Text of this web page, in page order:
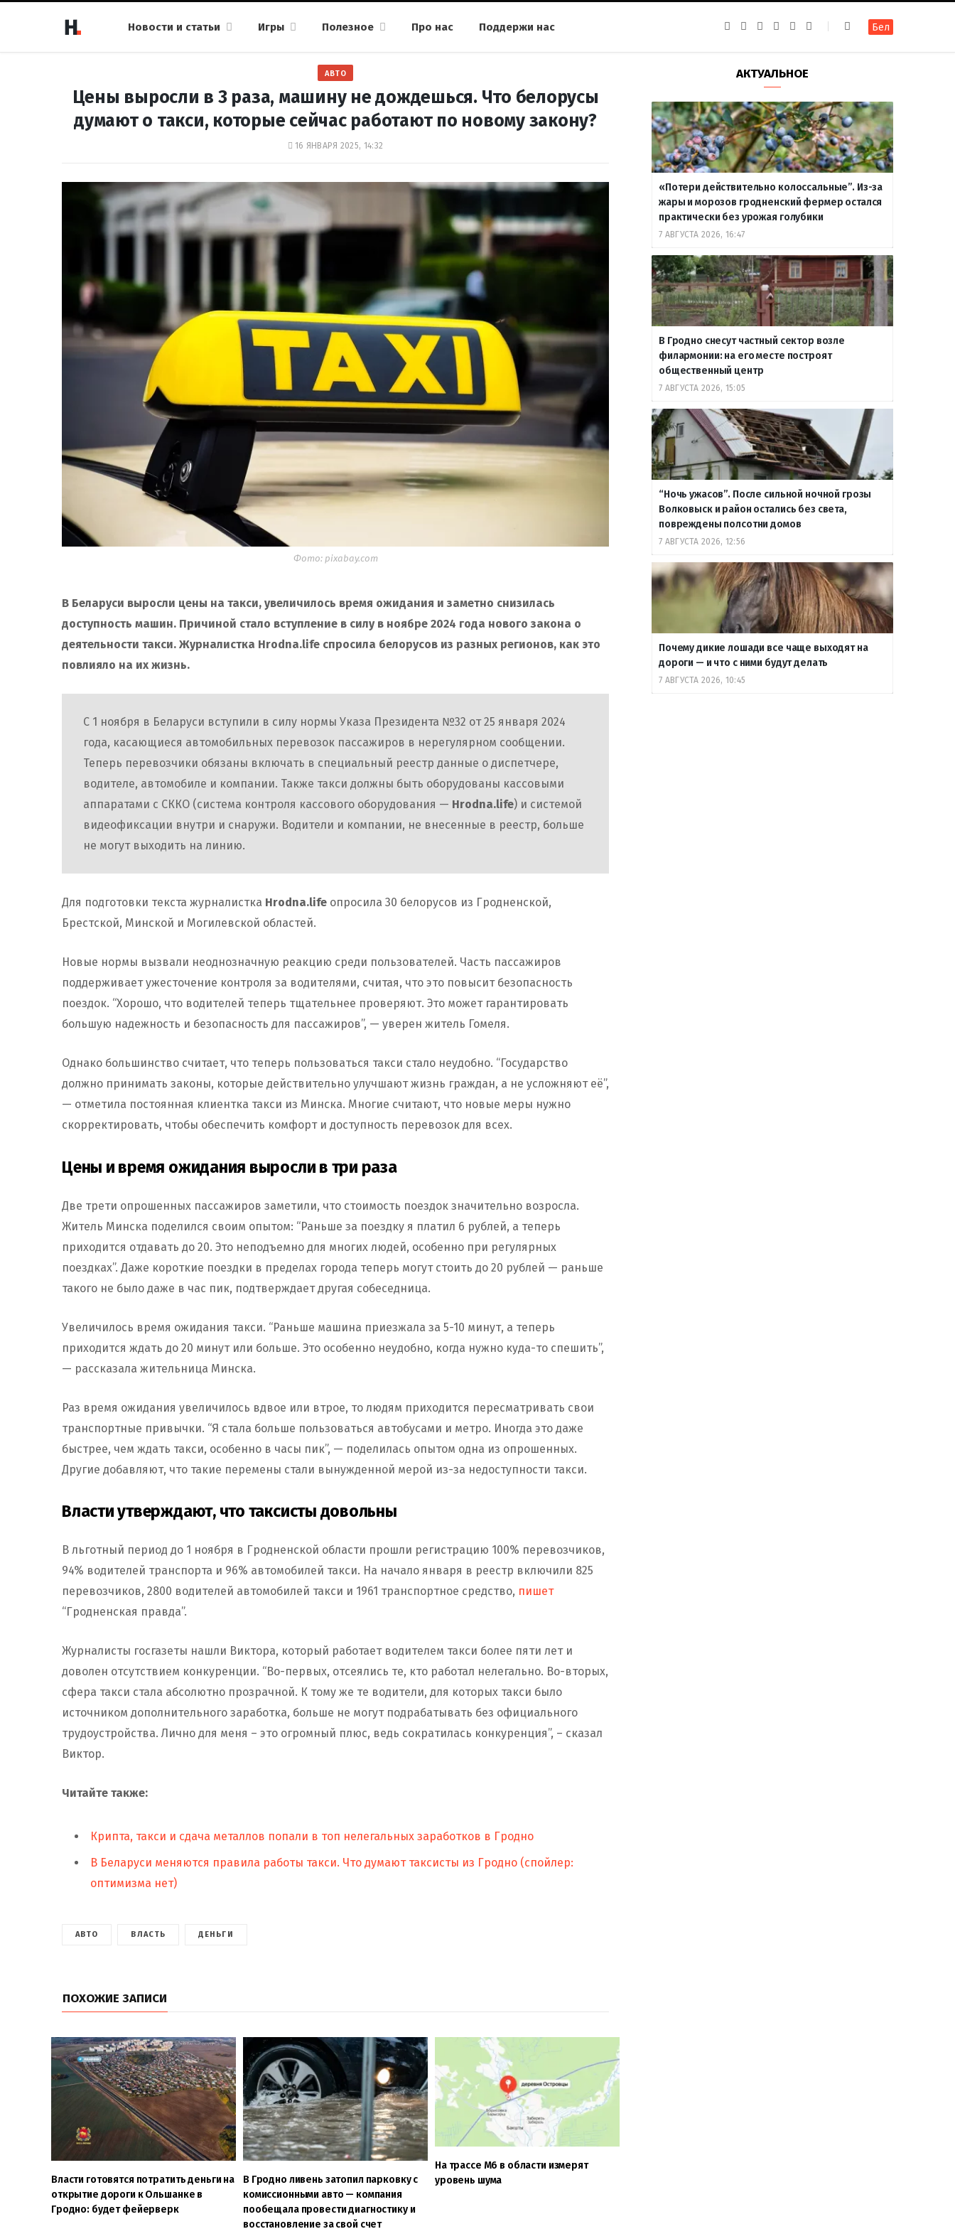
Новости и статьи Игры Полезное Про нас Поддержи нас
k
a
g
a
m
g
r
a
m
u
b
т
е
Бел
АВТО
Цены выросли в 3 раза, машину не дождешься. Что белорусы
думают о такси, которые сейчас работают по новому закону?
16 ЯНВАРЯ 2025, 14:32
Фото: pixabay.com
В Беларуси выросли цены на такси, увеличилось время ожидания и заметно снизилась
доступность машин. Причиной стало вступление в силу в ноябре 2024 года нового закона о
деятельности такси. Журналистка Hrodna.life спросила белорусов из разных регионов, как это
повлияло на их жизнь.
С 1 ноября в Беларуси вступили в силу нормы Указа Президента №32 от 25 января 2024
года, касающиеся автомобильных перевозок пассажиров в нерегулярном сообщении.
Теперь перевозчики обязаны включать в специальный реестр данные о диспетчере,
водителе, автомобиле и компании. Также такси должны быть оборудованы кассовыми
аппаратами с СККО (система контроля кассового оборудования — Hrodna.life) и системой
видеофиксации внутри и снаружи. Водители и компании, не внесенные в реестр, больше
не могут выходить на линию.
Для подготовки текста журналистка Hrodna.life опросила 30 белорусов из Гродненской,
Брестской, Минской и Могилевской областей.
Новые нормы вызвали неоднозначную реакцию среди пользователей. Часть пассажиров
поддерживает ужесточение контроля за водителями, считая, что это повысит безопасность
поездок. “Хорошо, что водителей теперь тщательнее проверяют. Это может гарантировать
большую надежность и безопасность для пассажиров”, — уверен житель Гомеля.
Однако большинство считает, что теперь пользоваться такси стало неудобно. “Государство
должно принимать законы, которые действительно улучшают жизнь граждан, а не усложняют её”,
— отметила постоянная клиентка такси из Минска. Многие считают, что новые меры нужно
скорректировать, чтобы обеспечить комфорт и доступность перевозок для всех.
Цены и время ожидания выросли в три раза
Две трети опрошенных пассажиров заметили, что стоимость поездок значительно возросла.
Житель Минска поделился своим опытом: “Раньше за поездку я платил 6 рублей, а теперь
приходится отдавать до 20. Это неподъемно для многих людей, особенно при регулярных
поездках”. Даже короткие поездки в пределах города теперь могут стоить до 20 рублей — раньше
такого не было даже в час пик, подтверждает другая собеседница.
Увеличилось время ожидания такси. “Раньше машина приезжала за 5-10 минут, а теперь
приходится ждать до 20 минут или больше. Это особенно неудобно, когда нужно куда-то спешить”,
— рассказала жительница Минска.
Раз время ожидания увеличилось вдвое или втрое, то людям приходится пересматривать свои
транспортные привычки. “Я стала больше пользоваться автобусами и метро. Иногда это даже
быстрее, чем ждать такси, особенно в часы пик”, — поделилась опытом одна из опрошенных.
Другие добавляют, что такие перемены стали вынужденной мерой из-за недоступности такси.
Власти утверждают, что таксисты довольны
В льготный период до 1 ноября в Гродненской области прошли регистрацию 100% перевозчиков,
94% водителей транспорта и 96% автомобилей такси. На начало января в реестр включили 825
перевозчиков, 2800 водителей автомобилей такси и 1961 транспортное средство, пишет
“Гродненская правда”.
Журналисты госгазеты нашли Виктора, который работает водителем такси более пяти лет и
доволен отсутствием конкуренции. “Во-первых, отсеялись те, кто работал нелегально. Во-вторых,
сфера такси стала абсолютно прозрачной. К тому же те водители, для которых такси было
источником дополнительного заработка, больше не могут подрабатывать без официального
трудоустройства. Лично для меня – это огромный плюс, ведь сократилась конкуренция”, – сказал
Виктор.
Читайте также:
Крипта, такси и сдача металлов попали в топ нелегальных заработков в Гродно
В Беларуси меняются правила работы такси. Что думают таксисты из Гродно (спойлер:
оптимизма нет)
АВТО ВЛАСТЬ ДЕНЬГИ
ПОХОЖИЕ ЗАПИСИ
Власти готовятся потратить деньги на
открытие дороги к Ольшанке в
Гродно: будет фейерверк
В Гродно ливень затопил парковку с
комиссионными авто — компания
пообещала провести диагностику и
восстановление за свой счет
На трассе М6 в области измерят
уровень шума
АКТУАЛЬНОЕ
«Потери действительно колоссальные”. Из-за
жары и морозов гродненский фермер остался
практически без урожая голубики
7 АВГУСТА 2026, 16:47
В Гродно снесут частный сектор возле
филармонии: на его месте построят
общественный центр
7 АВГУСТА 2026, 15:05
“Ночь ужасов”. После сильной ночной грозы
Волковыск и район остались без света,
повреждены полсотни домов
7 АВГУСТА 2026, 12:56
Почему дикие лошади все чаще выходят на
дороги — и что с ними будут делать
7 АВГУСТА 2026, 10:45